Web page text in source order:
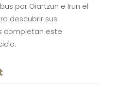
por Oiartzun e Irun el
descubrir sus
completan este